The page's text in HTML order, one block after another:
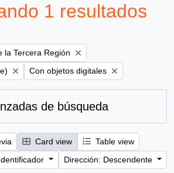
1 resultados
la Tercera Región
Remove filter:
Con objetos digitales
de búsqueda
Card view
Table view
Dirección: Descendente